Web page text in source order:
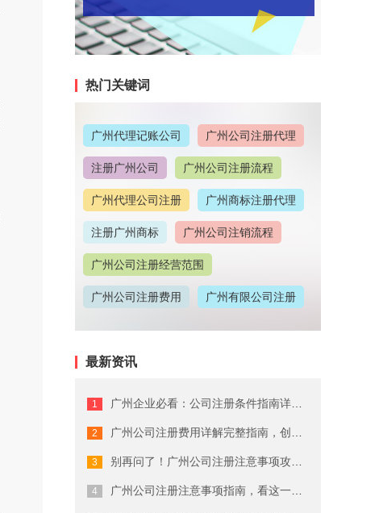
热门关键词
广州代理记账公司 广州公司注册代理
注册广州公司 广州公司注册流程
广州代理公司注册 广州商标注册代理
注册广州商标 广州公司注销流程
广州公司注册经营范围
广州公司注册费用 广州有限公司注册
广州公司注册地址
广州代理记账收费情况
广州商标注册费用有哪些
广州代理公司注册注意事项
在广州注册商标的流程及费用
最新资讯
广州企业必看：公司注册条件指南详细解...
广州公司注册费用详解完整指南，创业者...
别再问了！广州公司注册注意事项攻略就...
广州公司注册注意事项指南，看这一篇就...